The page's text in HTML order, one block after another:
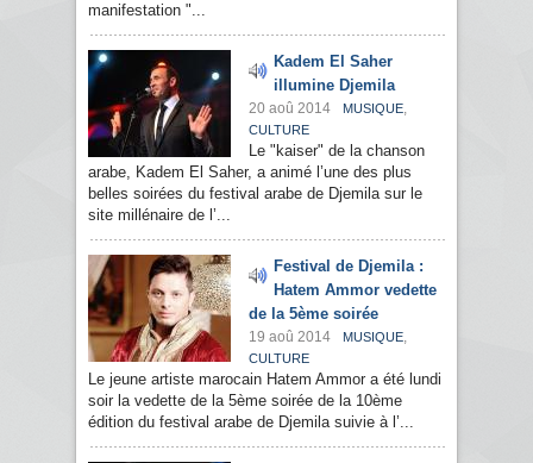
manifestation "...
Kadem El Saher
illumine Djemila
20 aoû 2014 MUSIQUE,
CULTURE
Le "kaiser" de la chanson
arabe, Kadem El Saher, a animé l’une des plus
belles soirées du festival arabe de Djemila sur le
site millénaire de l’...
Festival de Djemila :
Hatem Ammor vedette
de la 5ème soirée
19 aoû 2014 MUSIQUE,
CULTURE
Le jeune artiste marocain Hatem Ammor a été lundi
soir la vedette de la 5ème soirée de la 10ème
édition du festival arabe de Djemila suivie à l’...